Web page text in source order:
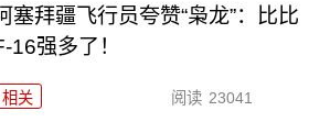
塞拜疆飞行员夸赞“枭龙”：比比
16强多了！
相关 阅读 23041